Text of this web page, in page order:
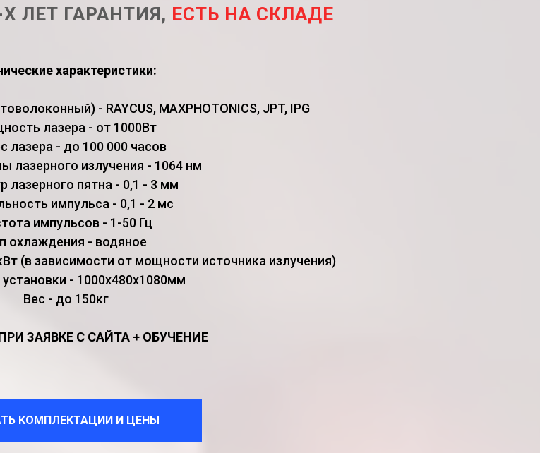
ЛЕТ ГАРАНТИЯ, ЕСТЬ НА СКЛАДЕ
характеристики:
- RAYCUS, MAXPHOTONICS, JPT, IPG
лазера - от 1000Вт
лазера - до 100 000 часов
лазерного излучения - 1064 нм
лазерного пятна - 0,1 - 3 мм
импульса - 0,1 - 2 мс
импульсов - 1-50 Гц
охлаждения - водяное
(в зависимости от мощности источника излучения)
- 1000х480х1080мм
Вес - до 150кг
ЗАЯВКЕ С САЙТА + ОБУЧЕНИЕ
КОМПЛЕКТАЦИИ И ЦЕНЫ